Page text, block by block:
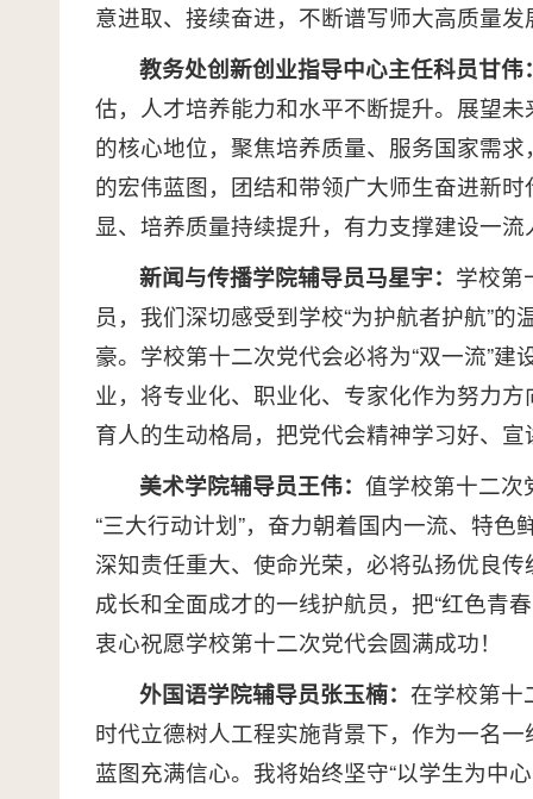
意进取、接续奋进，不断谱写师大高质量
教务处创新创业指导中心主任科员甘伟
估，人才培养能力和水平不断提升。展望
的核心地位，聚焦培养质量、服务国家需
的宏伟蓝图，团结和带领广大师生奋进新
显、培养质量持续提升，有力支撑建设一
新闻与传播学院辅导员马星宇： 学校第
员，我们深切感受到学校“为护航者护航”
豪。学校第十二次党代会必将为“双一流”
业，将专业化、职业化、专家化作为努力
育人的生动格局，把党代会精神学习好、
美术学院辅导员王伟：值学校第十二次
“三大行动计划”，奋力朝着国内一流、特
深知责任重大、使命光荣，必将弘扬优良
成长和全面成才的一线护航员，把“红色青
衷心祝愿学校第十二次党代会圆满成功！
外国语学院辅导员张玉楠：在学校第十
时代立德树人工程实施背景下，作为一名
蓝图充满信心。我将始终坚守“以学生为中